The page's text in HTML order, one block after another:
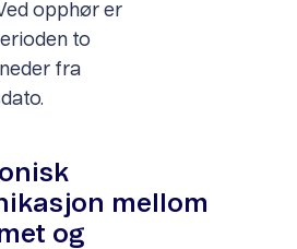
opphør er
to
fra
mellom
og